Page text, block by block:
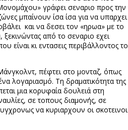
γράφει σεναριο προς την
μπαίνουν ίσα ίσα για να υπαρχει
και να δεσει τον «ηρωα» με το
ξεκινώντας από το σεναριο εχει
είναι κι εντασεις περιβάλλοντος το
πέφτει στο μονταζ, όπως
λογαριασμό. Τη δραματικότητα της
μια κορυφαία δουλειά στη
σε τοπους διαμονής, σε
να κυριαρχουν οι σκοτεινοι